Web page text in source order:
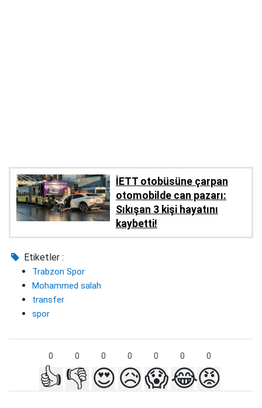
İETT otobüsüne çarpan
otomobilde can pazarı:
Sıkışan 3 kişi hayatını
kaybetti!
Etiketler :
Trabzon Spor
Mohammed salah
transfer
spor
0 0 0 0 0 0 0
👍 👎 😍😥😱😂😡